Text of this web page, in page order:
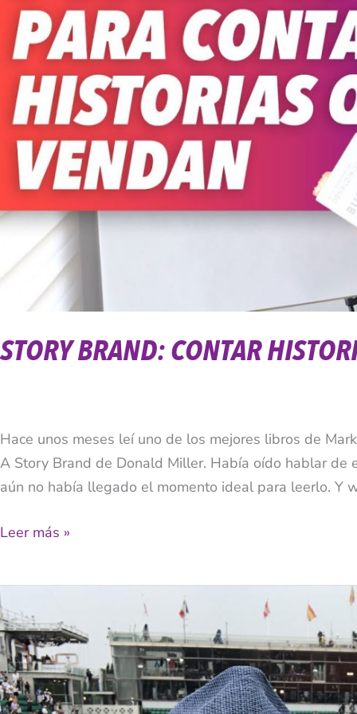
STORY BRAND: CONTAR
Hace unos meses leí uno de los mejores libros de
A Story Brand de Donald Miller. Había oído hablar de
aún no había llegado el momento ideal para leerlo. Y
Vendan
Leer más »
10
Lecciones
Para
Emprendedores
Que